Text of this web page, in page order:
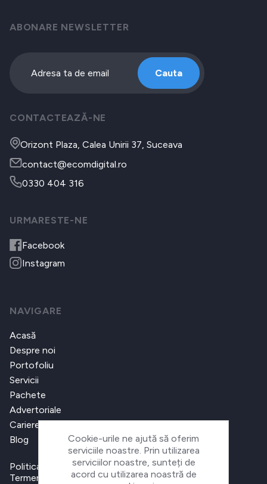
ABONARE NEWSLETTER
Cauta
CONTACTEAZĂ-NE
Orizont Plaza, Calea Unirii 37, Suceava
contact@ecomdigital.ro
0330 404 316
URMARESTE-NE
Facebook
Instagram
NAVIGARE
Acasă
Despre noi
Portofoliu
Servicii
Pachete
Advertoriale
Cariere
Blog
Politica de confidențialitate
Termeni și condiții
Cookie-urile ne ajută să oferim
serviciile noastre. Prin utilizarea
serviciilor noastre, sunteți de
acord cu utilizarea noastră de